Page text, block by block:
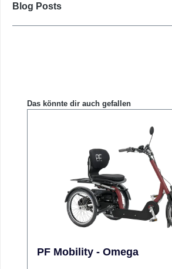
Blog Posts
Produktgalerie überspringen
Das könnte dir auch gefallen
PF Mobility - Omega